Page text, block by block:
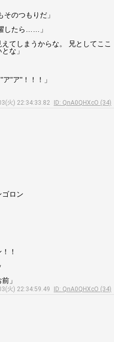
のつもりだ」
したら……」
てしまうからな。 兄としてここ
な」
"ア"！！！」
火) 22:34:33.82
ID: QnA0QHXcO (34)
ロン
！
」
火) 22:34:59.49
ID: QnA0QHXcO (34)